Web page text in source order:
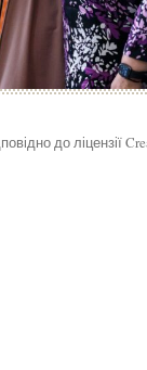
до ліцензії